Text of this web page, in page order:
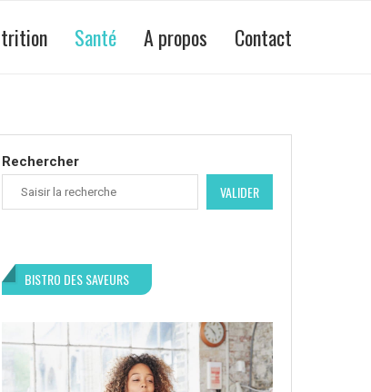
Santé A propos Contact
Rechercher
VALIDER
BISTRO DES SAVEURS